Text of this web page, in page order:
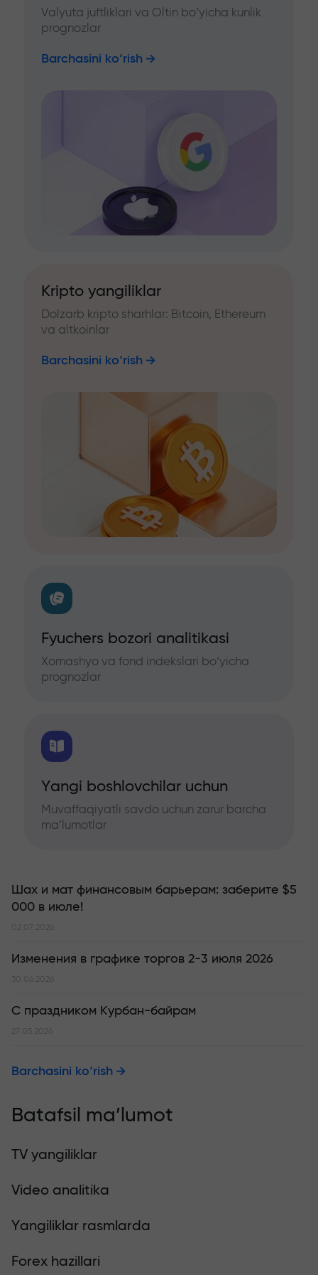
Valyuta juftliklari va Oltin bo‘yicha kunlik
prognozlar
Barchasini ko‘rish
Kripto yangiliklar
Dolzarb kripto sharhlar: Bitcoin, Ethereum
va altkoinlar
Barchasini ko‘rish
Fyuchers bozori analitikasi
Xomashyo va fond indekslari bo‘yicha
prognozlar
Yangi boshlovchilar uchun
Muvaffaqiyatli savdo uchun zarur barcha
ma’lumotlar
Шах и мат финансовым барьерам: заберите $5
000 в июле!
02.07.2026
Изменения в графике торгов 2-3 июля 2026
30.06.2026
С праздником Курбан-байрам
27.05.2026
Barchasini ko‘rish
Batafsil ma’lumot
TV yangiliklar
Video analitika
Yangiliklar rasmlarda
Forex hazillari